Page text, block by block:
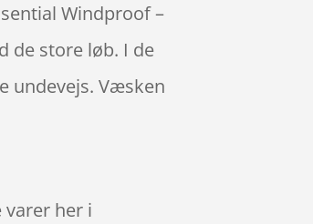
Windproof –
de store løb. I de
undevejs. Væsken
varer her i